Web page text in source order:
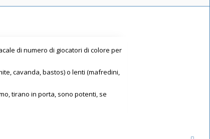
di numero di giocatori di colore per
cavanda, bastos) o lenti (mafredini,
tirano in porta, sono potenti, se